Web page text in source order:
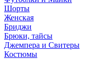
Шорты
Женская
Бриджи
Брюки, тайсы
Джемпера и Свитеры
Костюмы